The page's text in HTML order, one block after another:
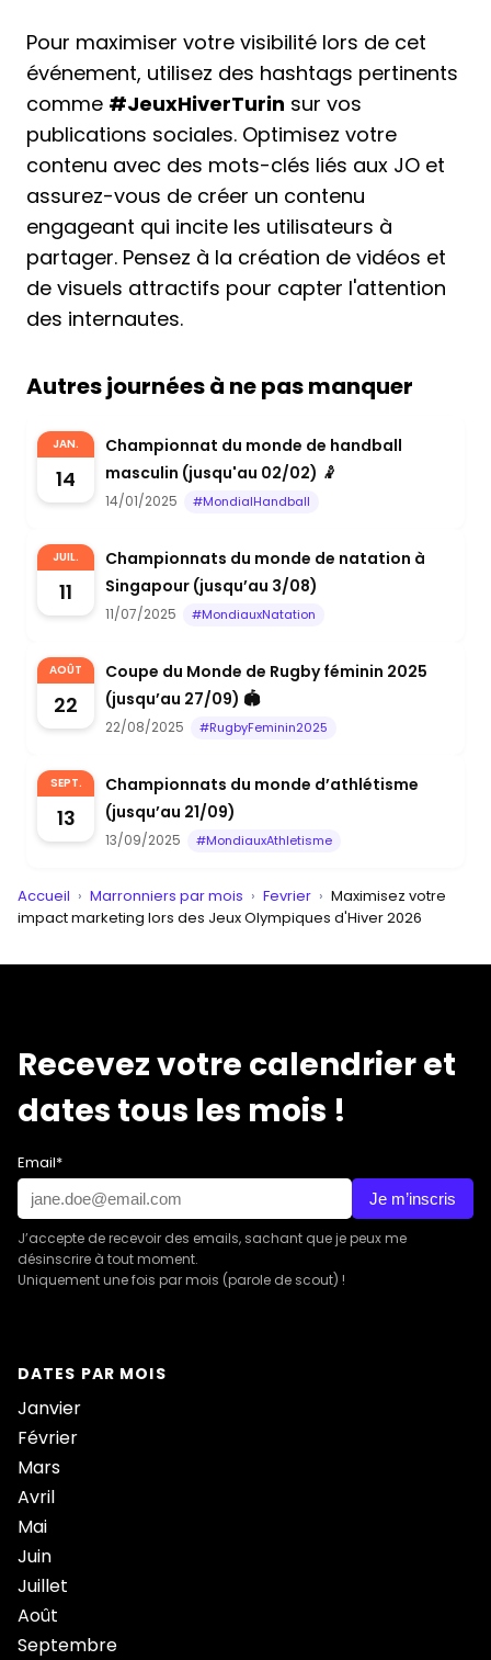
Pour maximiser votre visibilité lors de cet
événement, utilisez des hashtags pertinents
comme #JeuxHiverTurin sur vos
publications sociales. Optimisez votre
contenu avec des mots-clés liés aux JO et
assurez-vous de créer un contenu
engageant qui incite les utilisateurs à
partager. Pensez à la création de vidéos et
de visuels attractifs pour capter l'attention
des internautes.
Autres journées à ne pas manquer
JAN.
14
Championnat du monde de handball
masculin (jusqu'au 02/02) 🤾
14/01/2025 #MondialHandball
JUIL.
11
Championnats du monde de natation à
Singapour (jusqu’au 3/08)
11/07/2025 #MondiauxNatation
AOÛT
22
Coupe du Monde de Rugby féminin 2025
(jusqu’au 27/09) 🏟
22/08/2025 #RugbyFeminin2025
SEPT.
13
Championnats du monde d’athlétisme
(jusqu’au 21/09)
13/09/2025 #MondiauxAthletisme
Accueil › Marronniers par mois › Fevrier › Maximisez votre
impact marketing lors des Jeux Olympiques d'Hiver 2026
Recevez votre calendrier et
dates tous les mois !
Email*
Je m’inscris
J’accepte de recevoir des emails, sachant que je peux me
désinscrire à tout moment.
Uniquement une fois par mois (parole de scout) !
DATES PAR MOIS
Janvier
Février
Mars
Avril
Mai
Juin
Juillet
Août
Septembre